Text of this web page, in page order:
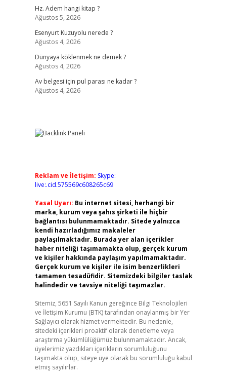
Hz. Adem hangi kitap ?
Ağustos 5, 2026
Esenyurt Kuzuyolu nerede ?
Ağustos 4, 2026
Dünyaya köklenmek ne demek ?
Ağustos 4, 2026
Av belgesi için pul parası ne kadar ?
Ağustos 4, 2026
Reklam ve İletişim: Skype:
live:.cid.575569c608265c69
Yasal Uyarı: Bu internet sitesi, herhangi bir
marka, kurum veya şahıs şirketi ile hiçbir
bağlantısı bulunmamaktadır. Sitede yalnızca
kendi hazırladığımız makaleler
paylaşılmaktadır. Burada yer alan içerikler
haber niteliği taşımamakta olup, gerçek kurum
ve kişiler hakkında paylaşım yapılmamaktadır.
Gerçek kurum ve kişiler ile isim benzerlikleri
tamamen tesadüfidir. Sitemizdeki bilgiler taslak
halindedir ve tavsiye niteliği taşımazlar.
Sitemiz, 5651 Sayılı Kanun gereğince Bilgi Teknolojileri
ve İletişim Kurumu (BTK) tarafından onaylanmış bir Yer
Sağlayıcı olarak hizmet vermektedir. Bu nedenle,
sitedeki içerikleri proaktif olarak denetleme veya
araştırma yükümlülüğümüz bulunmamaktadır. Ancak,
üyelerimiz yazdıkları içeriklerin sorumluluğunu
taşımakta olup, siteye üye olarak bu sorumluluğu kabul
etmiş sayılırlar.